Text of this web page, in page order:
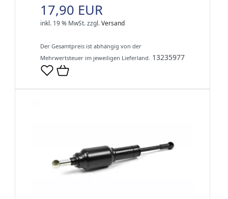
17,90 EUR
inkl. 19 % MwSt.zzgl.Versand
Der Gesamtpreis ist abhängig von der
Mehrwertsteuer im jeweiligen Lieferland. 13235977